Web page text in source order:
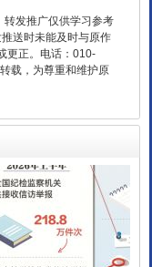
转发推广仅供学习参考
送时未能及时与原作
更正。电话：010-
载，为尊重和维护原
千行百业
反腐深化